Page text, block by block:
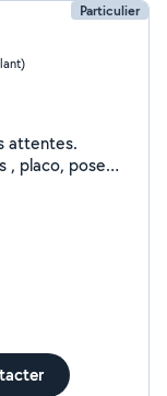
Particulier
attentes.
, placo, pose